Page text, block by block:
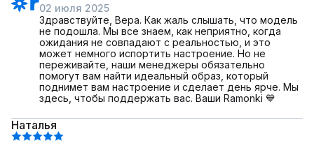
02 июля 2025
Здравствуйте, Вера. Как жаль слышать, что модель
не подошла. Мы все знаем, как неприятно, когда
ожидания не совпадают с реальностью, и это
может немного испортить настроение. Но не
переживайте, наши менеджеры обязательно
помогут вам найти идеальный образ, который
поднимет вам настроение и сделает день ярче. Мы
здесь, чтобы поддержать вас. Ваши Ramonki 💙
Наталья